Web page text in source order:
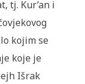
tj. Kur’an i
kojim se
koje je
Išrak